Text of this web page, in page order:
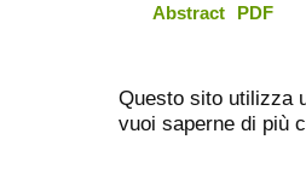
Abstract PDF
Questo sito utilizza
vuoi saperne di più